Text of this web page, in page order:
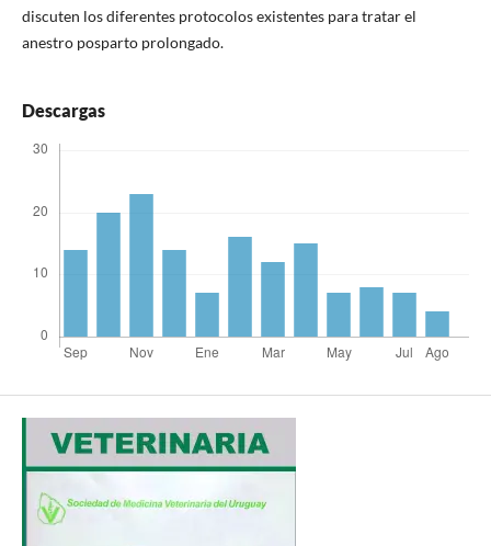
discuten los diferentes protocolos existentes para tratar el
anestro posparto prolongado.
Descargas